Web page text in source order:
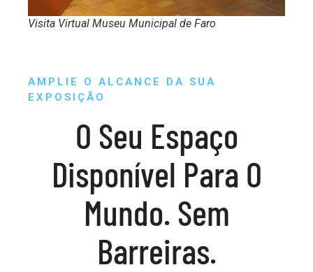
AMPLIE O ALCANCE DA SUA
EXPOSIÇÃO
O Seu Espaço
Disponível Para O
Mundo. Sem
Barreiras.
Visita Virtual Museu Municipal de Faro